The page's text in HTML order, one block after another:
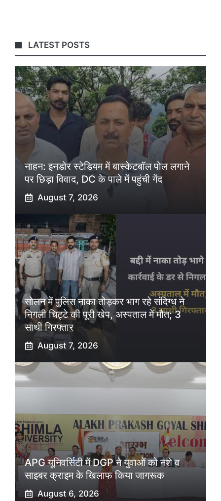
LATEST POSTS
नाहन: इनडोर स्टेडियम में बास्केटबॉल पोल लगाने
पर छिड़ा विवाद, DC के पाले में पहुंची गेंद
August 7, 2026
सोलन में पुलिस नाका तोड़कर भाग रहे संदिग्ध ने
निगली चिट्टे की पूरी खेप, अस्पताल में मौत; 3
साथी गिरफ्तार
August 7, 2026
APG यूनिवर्सिटी में DGP ने युवाओं को नशे व
साइबर क्राइम के खिलाफ किया जागरूक
August 6, 2026